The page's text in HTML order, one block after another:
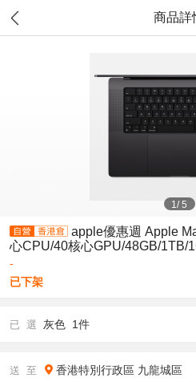
商品詳
1/5
apple優惠週 Apple
心CPU/40核心GPU/48GB/1TB/
-
已下架
已 選 灰色 1件
送 至 香港特別行政區 九龍城區